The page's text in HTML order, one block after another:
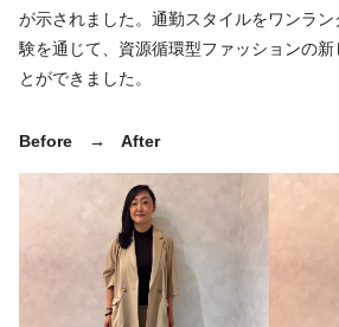
が示されました。通勤スタイルをワンラ
験を通じて、資源循環型ファッションの新
とができました。
Before → After